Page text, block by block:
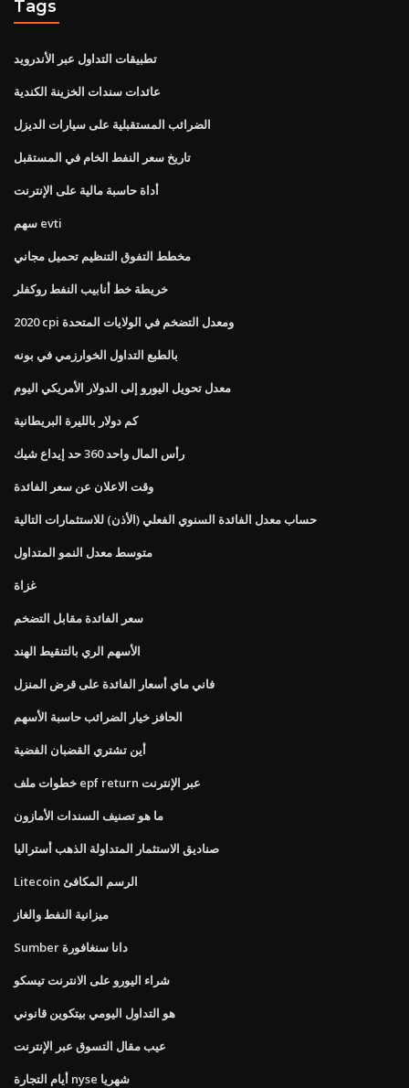
Tags
تطبيقات التداول عبر الأندرويد
عائدات سندات الخزينة الكندية
الضرائب المستقبلية على سيارات الديزل
تاريخ سعر النفط الخام في المستقبل
أداة حاسبة مالية على الإنترنت
سهم evti
مخطط التفوق التنظيم تحميل مجاني
خريطة خط أنابيب النفط روكفلر
2020 cpi ومعدل التضخم في الولايات المتحدة
بالطبع التداول الخوارزمي في بونه
معدل تحويل اليورو إلى الدولار الأمريكي اليوم
كم دولار بالليرة البريطانية
رأس المال واحد 360 حد إيداع شيك
وقت الاعلان عن سعر الفائدة
حساب معدل الفائدة السنوي الفعلي (الأذن) للاستثمارات التالية
متوسط ​​معدل النمو المتداول
غزاة
سعر الفائدة مقابل التضخم
الأسهم الري بالتنقيط الهند
فاني ماي أسعار الفائدة على قرض المنزل
الحافز خيار الضرائب حاسبة الأسهم
أين تشتري القضبان الفضية
خطوات ملف epf return عبر الإنترنت
ما هو تصنيف السندات الأمازون
صناديق الاستثمار المتداولة الذهب أستراليا
Litecoin الرسم المكافئ
ميزانية النفط والغاز
Sumber دانا سنغافورة
شراء اليورو على الانترنت تيسكو
هو التداول اليومي بيتكوين قانوني
عيب مقال التسوق عبر الإنترنت
أيام التجارة nyse شهريا